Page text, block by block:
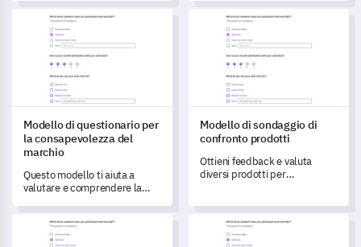
feedback autentici, aiutandoti
a comprendere e migliorare
l'esperienza utente del tuo
servizio di pianificazione
appuntamenti.
Modello di questionario per la consapevolezza del marchio
Modello di questionario per
la consapevolezza del
marchio
Questo modello ti aiuta a
valutare e comprendere la
mercato.
Modello di sondaggio di
Modello di sondaggio di
confronto prodotti
Ottieni feedback e valuta
diversi prodotti per
Modello di Modulo di Prenotazione RistoranteModello di Sondaggio sulla